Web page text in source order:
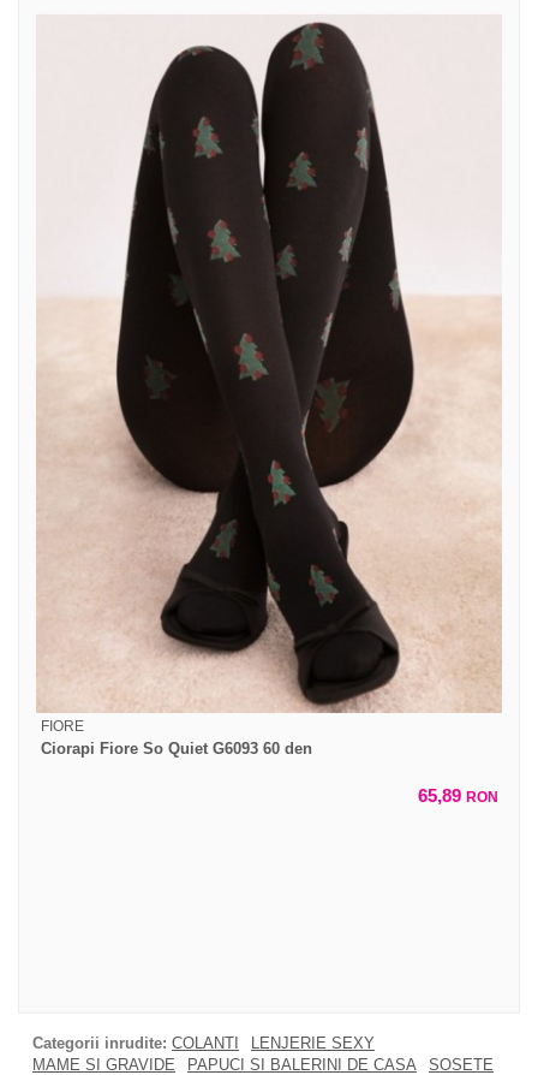
FIORE
Ciorapi Fiore So Quiet G6093 60 den
65,89 RON
Categorii inrudite: COLANTI
LENJERIE SEXY
MAME SI GRAVIDE
PAPUCI SI BALERINI DE CASA
SOSETE